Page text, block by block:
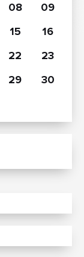
08
09
15
16
22
23
29
30